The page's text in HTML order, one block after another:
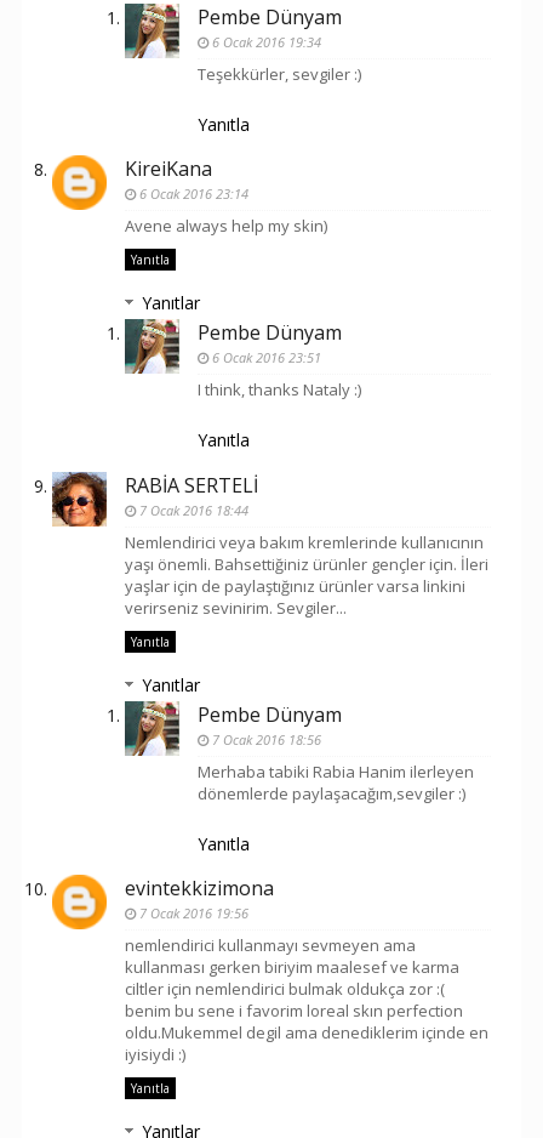
Pembe Dünyam
6 Ocak 2016 19:34
Teşekkürler, sevgiler :)
Yanıtla
KireiKana
6 Ocak 2016 23:14
Avene always help my skin)
Yanıtla
Yanıtlar
Pembe Dünyam
6 Ocak 2016 23:51
I think, thanks Nataly :)
Yanıtla
RABİA SERTELİ
7 Ocak 2016 18:44
Nemlendirici veya bakım kremlerinde kullanıcının
yaşı önemli. Bahsettiğiniz ürünler gençler için. İleri
yaşlar için de paylaştığınız ürünler varsa linkini
verirseniz sevinirim. Sevgiler...
Yanıtla
Yanıtlar
Pembe Dünyam
7 Ocak 2016 18:56
Merhaba tabiki Rabia Hanim ilerleyen
dönemlerde paylaşacağım,sevgiler :)
Yanıtla
evintekkizimona
7 Ocak 2016 19:56
nemlendirici kullanmayı sevmeyen ama
kullanması gerken biriyim maalesef ve karma
ciltler için nemlendirici bulmak oldukça zor :(
benim bu sene i favorim loreal skın perfection
oldu.Mukemmel degil ama denediklerim içinde en
iyisiydi :)
Yanıtla
Yanıtlar